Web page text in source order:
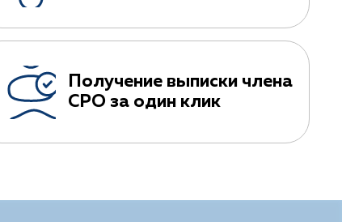
Получение выписки члена
СРО за один клик